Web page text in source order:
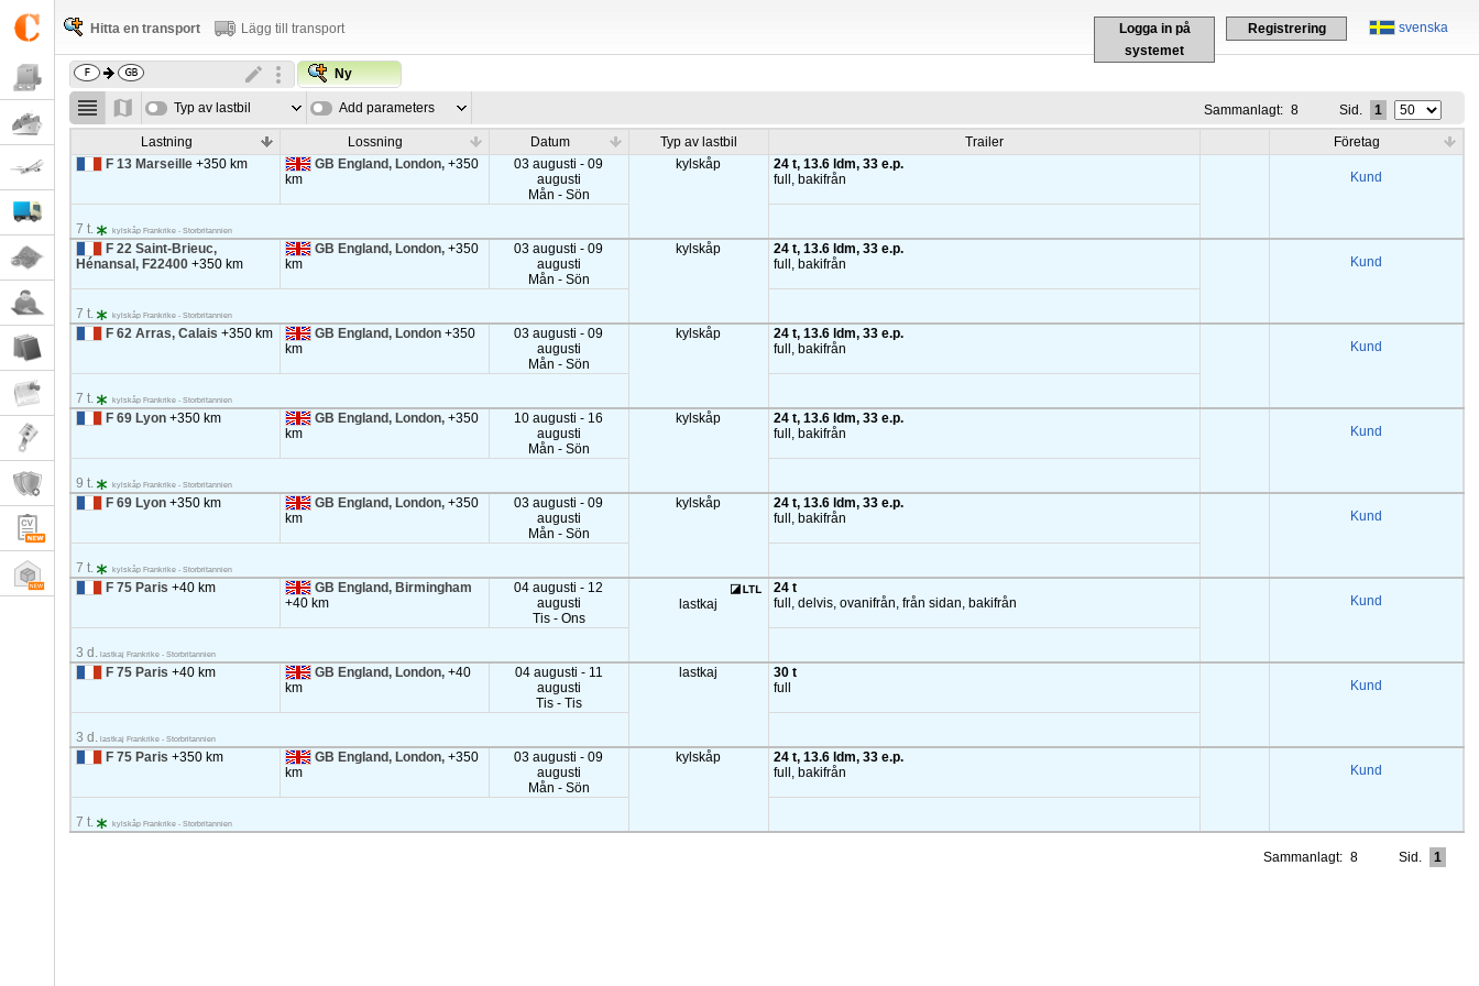
svenska
Logga in på
systemet
Registrering
Hitta en transport Lägg till transport
Ny
Typ av lastbil Add parameters Sammanlagt: 8 Sid. 1
Lastning Lossning Datum Typ av lastbil Trailer
Företag
F 13 Marseille +350 km GB England, London, +350
km
03 augusti - 09
augusti
Mån - Sön
kylskåp
24 t, 13.6 ldm, 33 e.p.
full, bakifrån
Kund
7 t. kylskåp Frankrike - Storbritannien
F 22 Saint-Brieuc,
Hénansal, F22400 +350 km
GB England, London, +350
km
03 augusti - 09
augusti
Mån - Sön
kylskåp
24 t, 13.6 ldm, 33 e.p.
full, bakifrån
Kund
7 t. kylskåp Frankrike - Storbritannien
F 62 Arras, Calais +350 km GB England, London +350
km
03 augusti - 09
augusti
Mån - Sön
kylskåp
24 t, 13.6 ldm, 33 e.p.
full, bakifrån
Kund
7 t. kylskåp Frankrike - Storbritannien
F 69 Lyon +350 km GB England, London, +350
km
10 augusti - 16
augusti
Mån - Sön
kylskåp
24 t, 13.6 ldm, 33 e.p.
full, bakifrån
Kund
9 t. kylskåp Frankrike - Storbritannien
F 69 Lyon +350 km GB England, London, +350
km
03 augusti - 09
augusti
Mån - Sön
kylskåp
24 t, 13.6 ldm, 33 e.p.
full, bakifrån
Kund
7 t. kylskåp Frankrike - Storbritannien
F 75 Paris +40 km
GB England, Birmingham
+40 km
04 augusti - 12
augusti
Tis - Ons
lastkaj
24 t
full, delvis, ovanifrån, från sidan, bakifrån
Kund
3 d. lastkaj Frankrike - Storbritannien
F 75 Paris +40 km GB England, London, +40
km
04 augusti - 11
augusti
Tis - Tis
lastkaj
30 t
full
Kund
3 d. lastkaj Frankrike - Storbritannien
F 75 Paris +350 km GB England, London, +350
km
03 augusti - 09
augusti
Mån - Sön
kylskåp
24 t, 13.6 ldm, 33 e.p.
full, bakifrån
Kund
7 t. kylskåp Frankrike - Storbritannien
Sammanlagt: 8 Sid. 1